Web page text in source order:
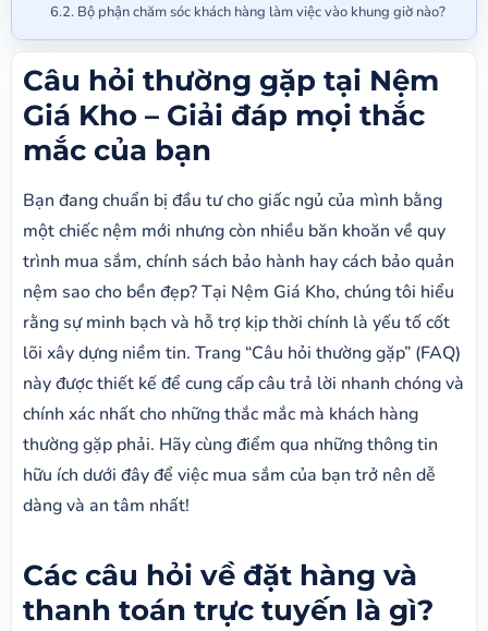
Bộ phận chăm sóc khách hàng làm việc vào khung giờ nào?
Câu hỏi thường gặp tại Nệm
Giá Kho – Giải đáp mọi thắc
mắc của bạn
Bạn đang chuẩn bị đầu tư cho giấc ngủ của mình bằng
một chiếc nệm mới nhưng còn nhiều băn khoăn về quy
trình mua sắm, chính sách bảo hành hay cách bảo quản
nệm sao cho bền đẹp? Tại Nệm Giá Kho, chúng tôi hiểu
rằng sự minh bạch và hỗ trợ kịp thời chính là yếu tố cốt
lõi xây dựng niềm tin. Trang “Câu hỏi thường gặp” (FAQ)
này được thiết kế để cung cấp câu trả lời nhanh chóng và
chính xác nhất cho những thắc mắc mà khách hàng
thường gặp phải. Hãy cùng điểm qua những thông tin
hữu ích dưới đây để việc mua sắm của bạn trở nên dễ
dàng và an tâm nhất!
Các câu hỏi về đặt hàng và
thanh toán trực tuyến là gì?